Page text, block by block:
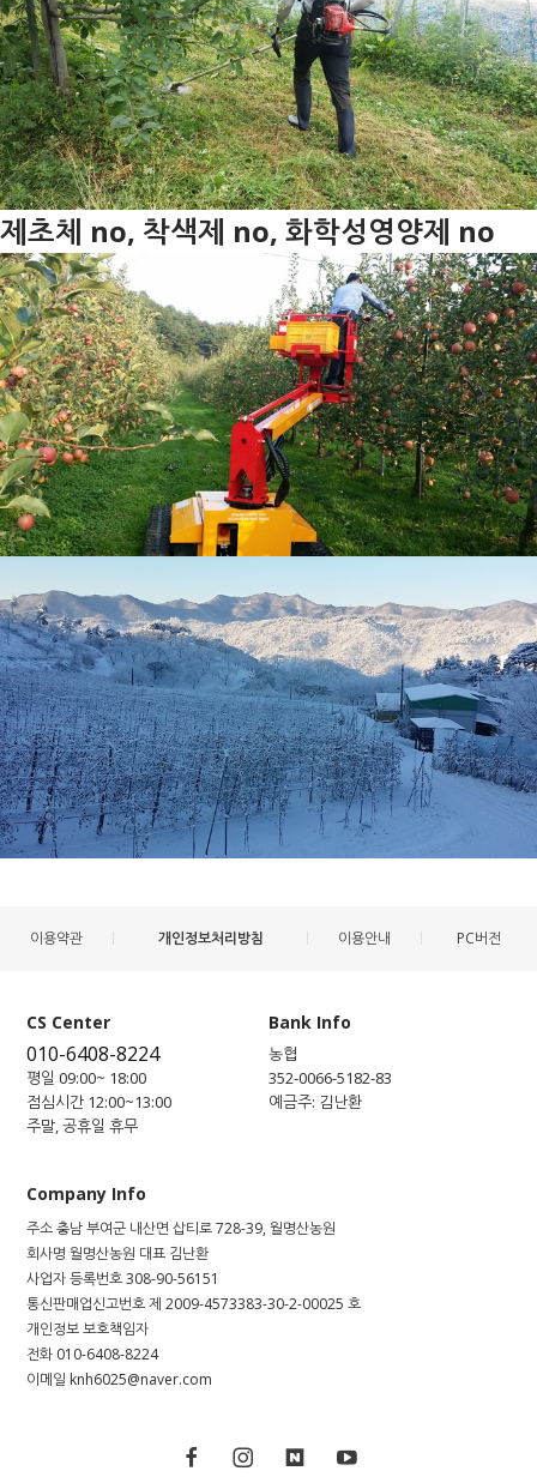
제초체 no, 착색제 no, 화학성영양제 no
이용약관 개인정보처리방침 이용안내 PC버전
CS Center
010-6408-8224
평일 09:00~ 18:00
점심시간 12:00~13:00
주말, 공휴일 휴무
Bank Info
농협
352-0066-5182-83
예금주: 김난환
Company Info
주소충남 부여군 내산면 삽티로 728-39, 월명산농원
회사명 월명산농원 대표 김난환
사업자 등록번호308-90-56151
통신판매업신고번호제 2009-4573383-30-2-00025 호
개인정보 보호책임자
전화 010-6408-8224
이메일 knh6025@naver.com